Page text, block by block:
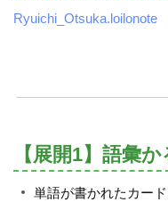
Ryuichi_Otsuka.loilonote
【展開1】語彙か
単語が書かれたカー